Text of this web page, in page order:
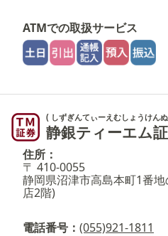
ATMでの取扱サービス
( しずぎんてぃーえむしょうけん
静銀ティーエム
住所：
〒 410-0055
静岡県沼津市高島本町1番
店2階)
電話番号： (055)921-1811